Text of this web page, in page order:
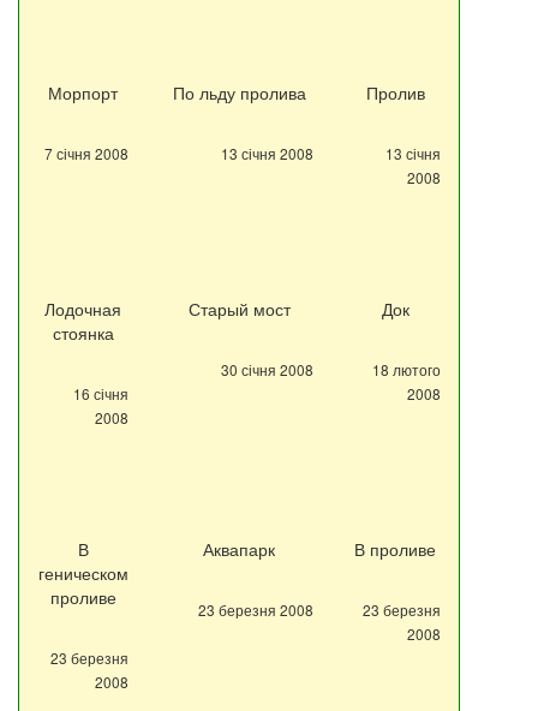
Морпорт
7 січня 2008
По льду пролива
13 січня 2008
Пролив
13 січня
2008
Лодочная
стоянка
16 січня
2008
Старый мост
30 січня 2008
Док
18 лютого
2008
В
геническом
проливе
23 березня
2008
Аквапарк
23 березня 2008
В проливе
23 березня
2008